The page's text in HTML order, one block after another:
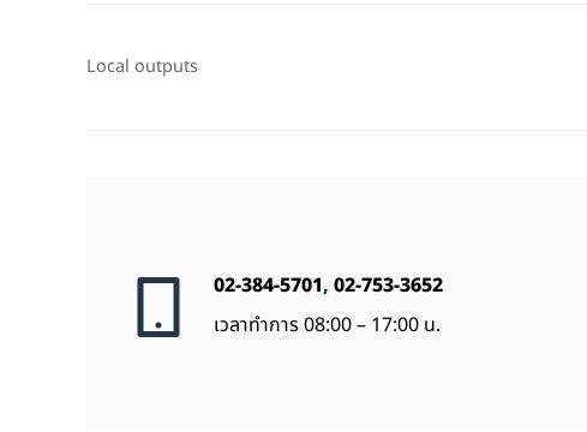
Local outputs
02-384-5701, 02-753-3652
เวลาทำการ 08:00 – 17:00 น.